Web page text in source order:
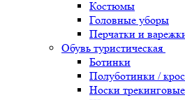
Костюмы
Головные уборы
Перчатки и
Обувь туристическая
Ботинки
Полуботинки /
Носки трекинговые